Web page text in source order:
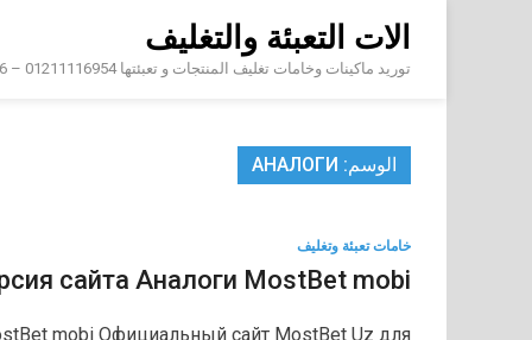
content
الات التعبئة والتغليف
توريد ماكينات وخامات تغليف المنتجات و تعبئتها 01211116954 – 01211116956 – 01211116958
الوسم: АНАЛОГИ
خامات تعبئة وتغليف
сайта Аналоги MostBet mobi
mobi Официальный сайт MostBet Uz для